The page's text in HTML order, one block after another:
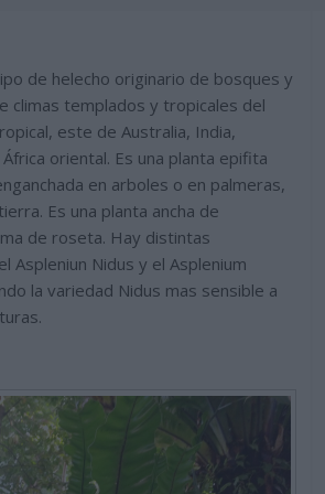
de helecho originario de bosques y
climas templados y tropicales del
este de Australia, India,
oriental. Es una planta epifita
en arboles o en palmeras,
Es una planta ancha de
de roseta. Hay distintas
Aspleniun Nidus y el Asplenium
la variedad Nidus mas sensible a